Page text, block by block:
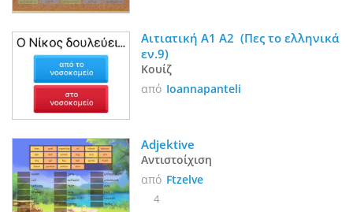
Αιτιατική A1 A2  (Πες το ελληνικά
εν.9)
Κουίζ
από Ioannapanteli
Αντιστοίχιση
από Ftzelve
4